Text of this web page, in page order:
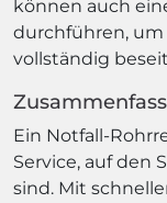
können auch
durchführen, um
vollständig
Ein Notfall-
Service, auf den
sind. Mit